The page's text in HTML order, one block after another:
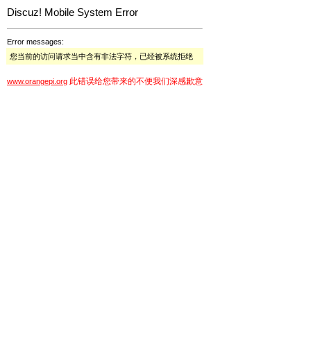
Discuz! Mobile System Error
Error messages:
您当前的访问请求当中含有非法字符，已经被系统拒绝
www.orangepi.org 此错误给您带来的不便我们深感歉意